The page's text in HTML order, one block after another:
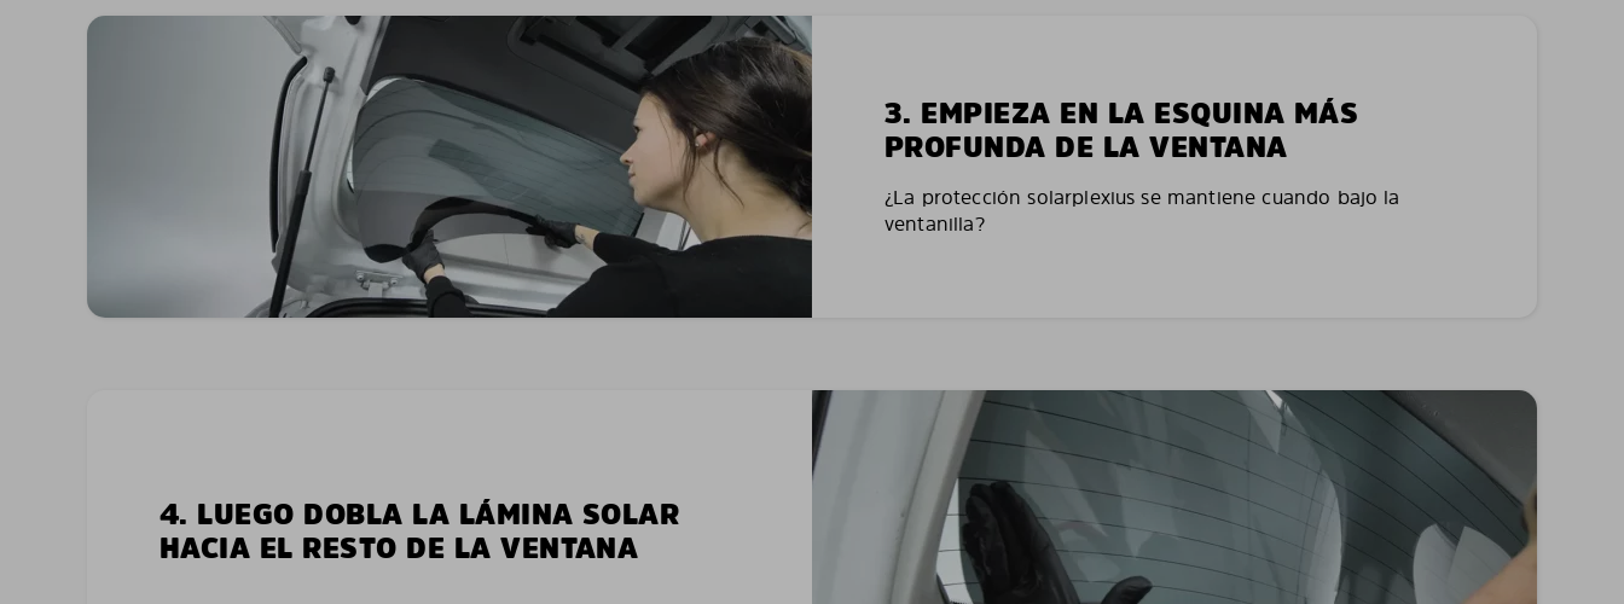
3. EMPIEZA EN LA ESQUINA MÁS
PROFUNDA DE LA VENTANA
¿La protección solarplexius se mantiene cuando bajo la
ventanilla?
4. LUEGO DOBLA LA LÁMINA SOLAR
HACIA EL RESTO DE LA VENTANA